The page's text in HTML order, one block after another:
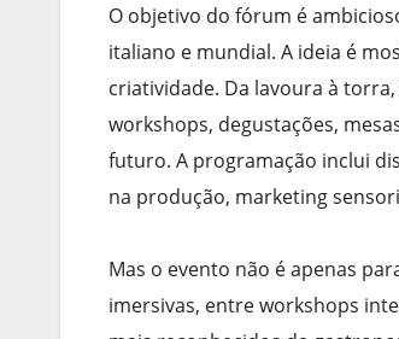
O objetivo do fórum é
italiano e mundial. A ideia é
criatividade. Da lavoura à
workshops, degustações,
futuro. A programação inclui
na produção, marketing
Mas o evento não é apenas
imersivas, entre workshops